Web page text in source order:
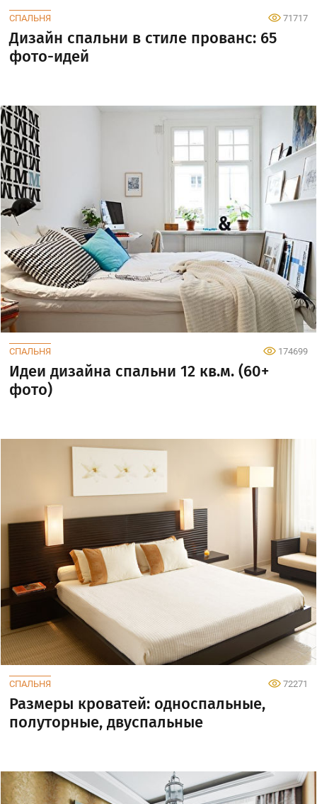
СПАЛЬНЯ 71717
Дизайн спальни в стиле прованс: 65
фото-идей
СПАЛЬНЯ 174699
Идеи дизайна спальни 12 кв.м. (60+
фото)
СПАЛЬНЯ 72271
Размеры кроватей: односпальные,
полуторные, двуспальные